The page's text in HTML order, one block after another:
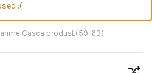
:(
Casca produsL(59-63)